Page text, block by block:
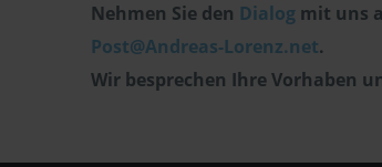
Nehmen Sie den Dialog mit uns
Post@Andreas-Lorenz.net.
Wir besprechen Ihre Vorhaben